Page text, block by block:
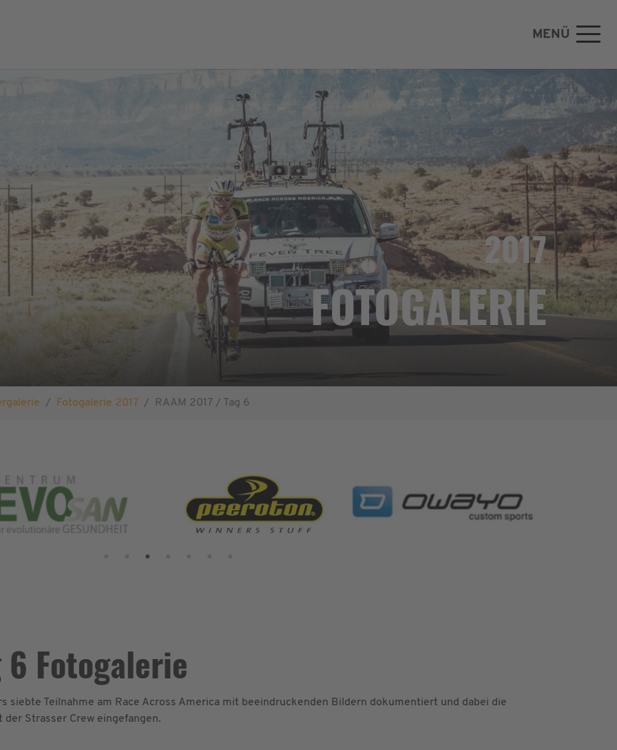
MENÜ
2017
FOTOGALERIE
Fotogalerie 2017 RAAM 2017 / Tag 6
6 Fotogalerie
siebte Teilnahme am Race Across America mit beeindruckenden Bildern dokumentiert und dabei die
Strasser Crew eingefangen.